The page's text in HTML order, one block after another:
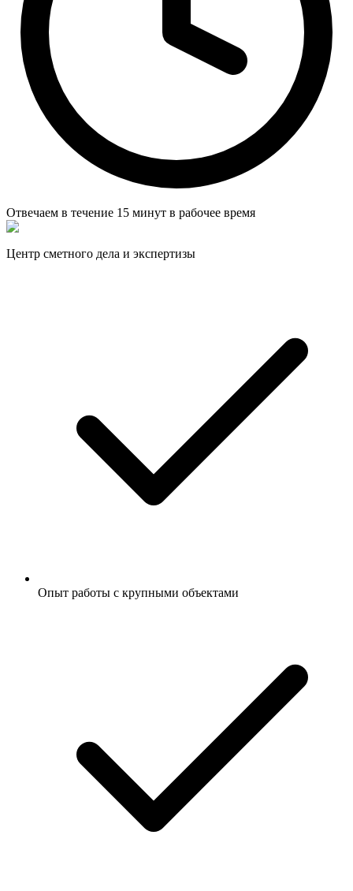
Отвечаем в течение 15 минут в рабочее время
Центр сметного дела и экспертизы
Опыт работы с крупными объектами